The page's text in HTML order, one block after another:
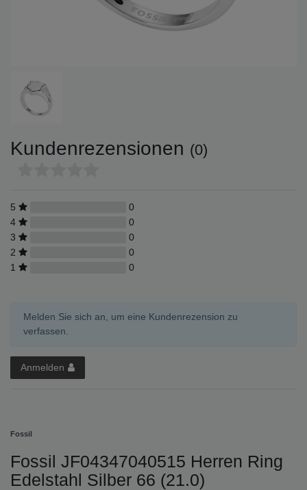
Kundenrezensionen (0)
5
0
4
0
3
0
2
0
1
0
Melden Sie sich an, um eine Kundenrezension zu
verfassen.
Anmelden
Fossil
Fossil JF04347040515 Herren Ring
Edelstahl Silber 66 (21.0)